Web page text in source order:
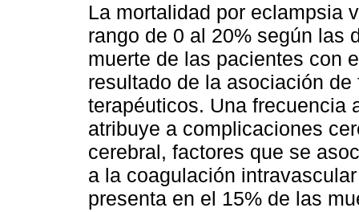
La mortalidad por eclampsia
rango de 0 al 20% según las
muerte de las pacientes con
resultado de la asociación
terapéuticos. Una frecuencia
atribuye a complicaciones
cerebral, factores que se
a la coagulación
presenta en el 15% de las